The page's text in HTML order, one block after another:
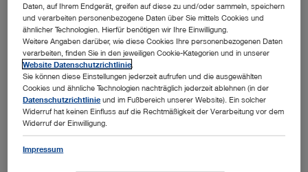
Adresse:
KARL STORZ Endoscopy Suomi Oy
Taivaltie 5
01610 Vantaa | Finnland
Daten, auf Ihrem Endgerät, greifen auf diese zu und/oder sammeln, speichern
und verarbeiten personenbezogene Daten über Sie mittels Cookies und
ähnlicher Technologien. Hierfür benötigen wir Ihre Einwilligung.
Weitere Angaben darüber, wie diese Cookies Ihre personenbezogenen Daten
verarbeiten, finden Sie in den jeweiligen Cookie-Kategorien und in unserer
Website Datenschutzrichtlinie
Sie können diese Einstellungen jederzeit aufrufen und die ausgewählten
Cookies und ähnliche Technologien nachträglich jederzeit ablehnen (in der
Datenschutzrichtlinie und im Fußbereich unserer Website). Ein solcher
Widerruf hat keinen Einfluss auf die Rechtmäßigkeit der Verarbeitung vor dem
Widerruf der Einwilligung.
Impressum